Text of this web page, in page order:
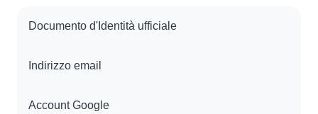
Documento d'Identità ufficiale
Indirizzo email
Account Google